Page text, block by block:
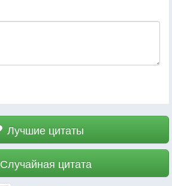
Лучшие цитаты
Случайная цитата